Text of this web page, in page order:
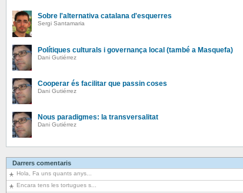
Sobre l'alternativa catalana d'esquerres
Sergi Santamaria
Polítiques culturals i governança local (també a Masquefa)
Dani Gutiérrez
Cooperar és facilitar que passin coses
Dani Gutiérrez
Nous paradigmes: la transversalitat
Dani Gutiérrez
Darrers comentaris
Hola, Fa uns quants anys...
Encara tens les tortugues s...